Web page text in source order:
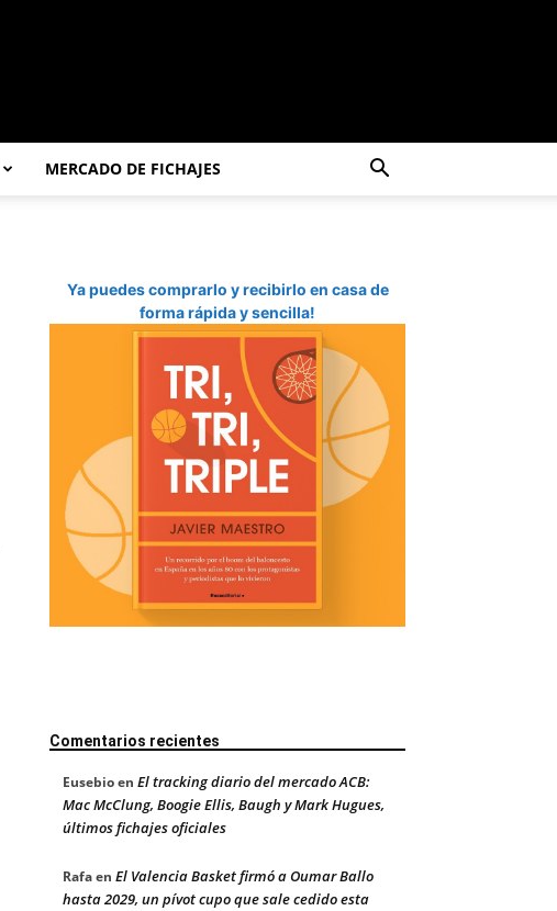
MERCADO DE FICHAJES
Ya puedes comprarlo y recibirlo en casa de
forma rápida y sencilla!
Comentarios recientes
Eusebioen El tracking diario del mercado ACB:
Mac McClung, Boogie Ellis, Baugh y Mark Hugues,
últimos fichajes oficiales
Rafaen El Valencia Basket firmó a Oumar Ballo
hasta 2029, un pívot cupo que sale cedido esta